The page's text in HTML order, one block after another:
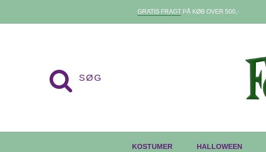
GRATIS FRAGTPÅ KØB OVER 500,-
KOSTUMER HALLOWEEN